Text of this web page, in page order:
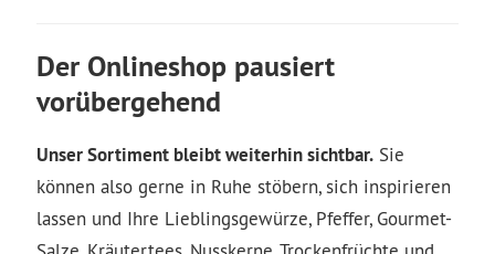
Der Onlineshop pausiert
vorübergehend
Unser Sortiment bleibt weiterhin sichtbar. Sie
können also gerne in Ruhe stöbern, sich inspirieren
lassen und Ihre Lieblingsgewürze, Pfeffer, Gourmet-